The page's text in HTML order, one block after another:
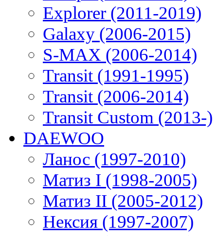
Explorer (2011-2019)
Galaxy (2006-2015)
S-MAX (2006-2014)
Transit (1991-1995)
Transit (2006-2014)
Transit Custom (2013-)
DAEWOO
Ланос (1997-2010)
Матиз I (1998-2005)
Матиз II (2005-2012)
Нексия (1997-2007)